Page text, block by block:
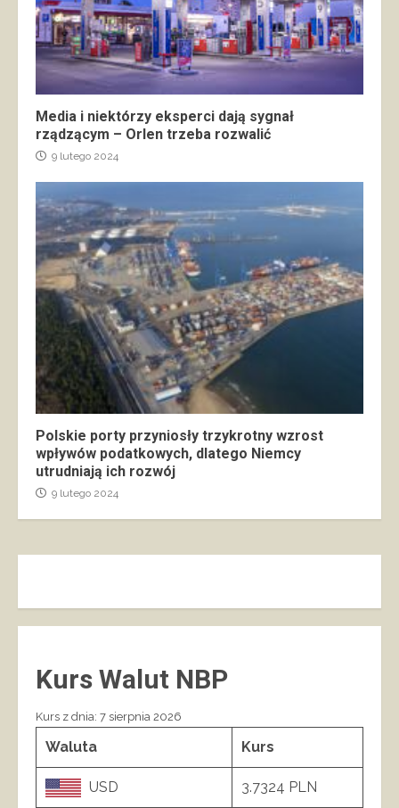
Media i niektórzy eksperci dają sygnał
rządzącym – Orlen trzeba rozwalić
9 lutego 2024
Polskie porty przyniosły trzykrotny wzrost
wpływów podatkowych, dlatego Niemcy
utrudniają ich rozwój
9 lutego 2024
Kurs Walut NBP
Kurs z dnia: 7 sierpnia 2026
Waluta Kurs
USD 3.7324 PLN